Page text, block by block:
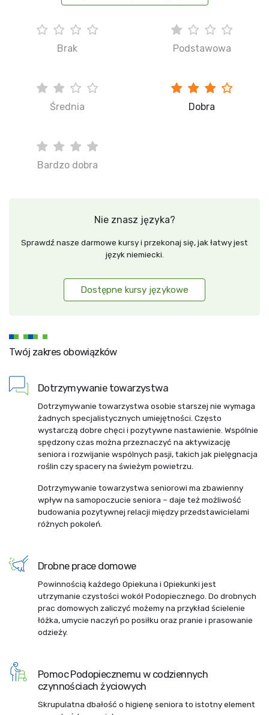
Brak Podstawowa
Średnia Dobra
Bardzo dobra
Nie znasz języka?
Sprawdź nasze darmowe kursy i przekonaj się, jak łatwy jest
język niemiecki.
Dostępne kursy językowe
Twój zakres obowiązków
Dotrzymywanie towarzystwa
Dotrzymywanie towarzystwa osobie starszej nie wymaga
żadnych specjalistycznych umiejętności. Często
wystarczą dobre chęci i pozytywne nastawienie. Wspólnie
spędzony czas można przeznaczyć na aktywizację
seniora i rozwijanie wspólnych pasji, takich jak pielęgnacja
roślin czy spacery na świeżym powietrzu.
Dotrzymywanie towarzystwa seniorowi ma zbawienny
wpływ na samopoczucie seniora – daje też możliwość
budowania pozytywnej relacji między przedstawicielami
różnych pokoleń.
Drobne prace domowe
Powinnością każdego Opiekuna i Opiekunki jest
utrzymanie czystości wokół Podopiecznego. Do drobnych
prac domowych zaliczyć możemy na przykład ścielenie
łóżka, umycie naczyń po posiłku oraz pranie i prasowanie
odzieży.
Pomoc Podopiecznemu w codziennych
czynnościach życiowych
Skrupulatna dbałość o higienę seniora to istotny element